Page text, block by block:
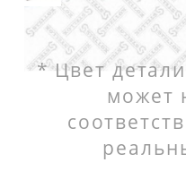
* Цвет
может